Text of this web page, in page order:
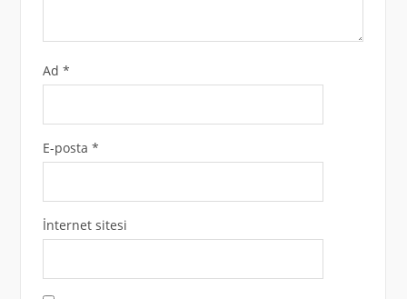
Ad *
E-posta *
İnternet sitesi